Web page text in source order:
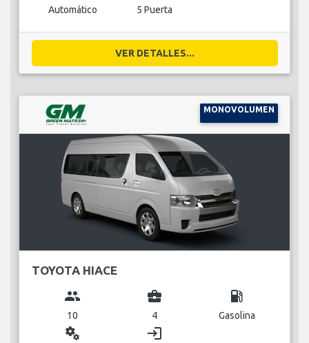
Automático 5 Puerta
VER DETALLES...
MONOVOLUMEN
TOYOTA HIACE
group
10
business_center
4
local_gas_station
Gasolina
miscellaneous_services login